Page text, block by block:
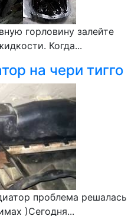
горловину залейте
Когда...
на чери тигго
проблема решалась
)Сегодня...